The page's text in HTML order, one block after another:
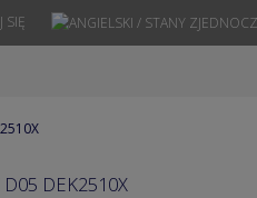
SIĘ
D05 DEK2510X